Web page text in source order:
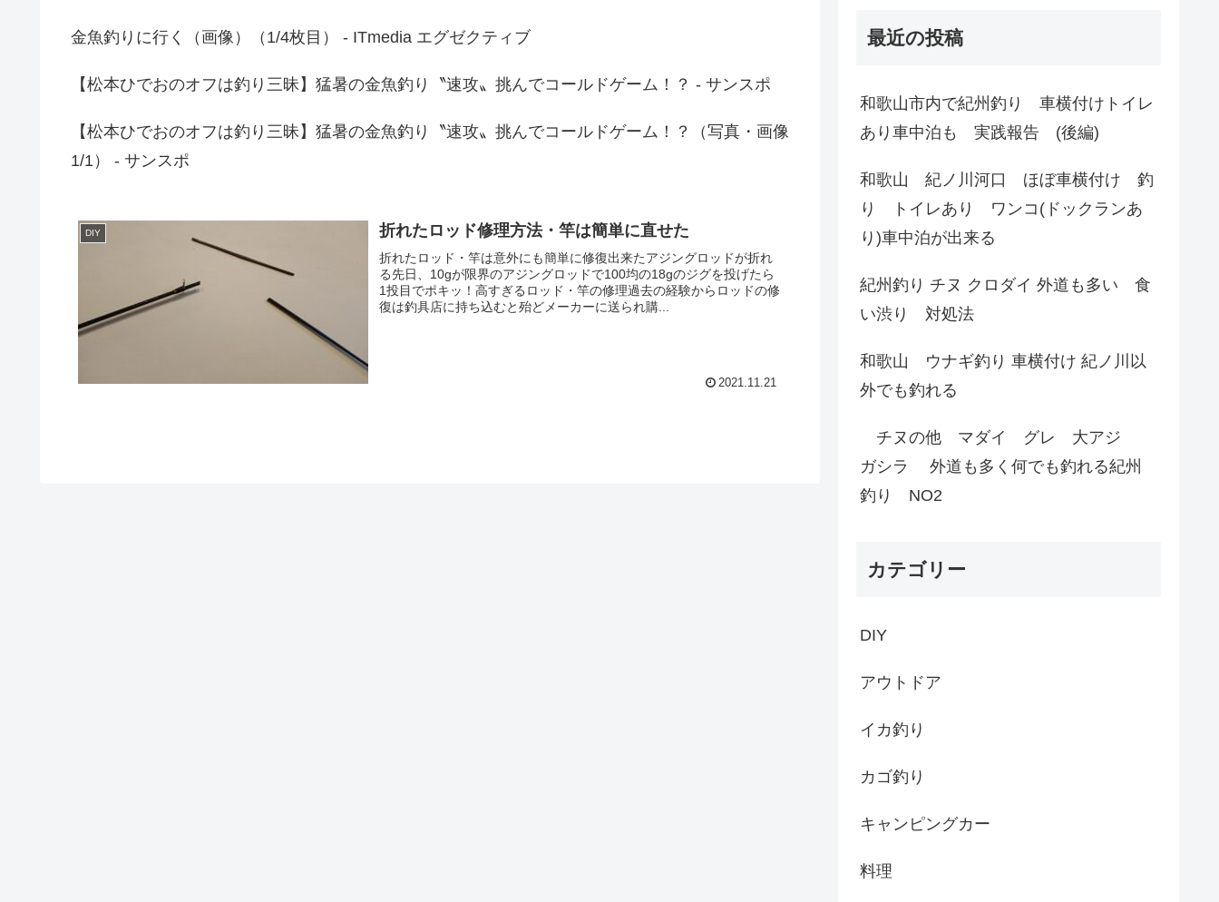
金魚釣りに行く（画像）（1/4枚目） - ITmedia エグゼクティブ
【松本ひでおのオフは釣り三昧】猛暑の金魚釣り〝速攻〟挑んでコールドゲーム！？ - サンスポ
【松本ひでおのオフは釣り三昧】猛暑の金魚釣り〝速攻〟挑んでコールドゲーム！？（写真・画像
1/1） - サンスポ
DIY 折れたロッド修理方法・竿は簡単に直せた
折れたロッド・竿は意外にも簡単に修復出来たアジングロッドが折れ
る先日、10gが限界のアジングロッドで100均の18gのジグを投げたら
1投目でポキッ！高すぎるロッド・竿の修理過去の経験からロッドの修
復は釣具店に持ち込むと殆どメーカーに送られ購...
2021.11.21
最近の投稿
和歌山市内で紀州釣り 車横付けトイレ
あり車中泊も 実践報告 (後編)
和歌山 紀ノ川河口 ほぼ車横付け 釣
り トイレあり ワンコ(ドックランあ
り)車中泊が出来る
紀州釣り チヌ クロダイ 外道も多い 食
い渋り 対処法
和歌山 ウナギ釣り 車横付け 紀ノ川以
外でも釣れる
チヌの他 マダイ グレ 大アジ
ガシラ 外道も多く何でも釣れる紀州
釣り NO2
カテゴリー
DIY
アウトドア
イカ釣り
カゴ釣り
キャンピングカー
料理